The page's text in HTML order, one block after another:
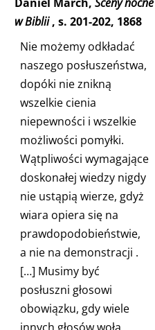
w Biblii, s. 201-202, 1868
Nie możemy odkładać
naszego posłuszeństwa,
dopóki nie znikną
wszelkie cienia
niepewności i wszelkie
możliwości pomyłki.
Wątpliwości wymagające
doskonałej wiedzy nigdy
nie ustąpią wierze, gdyż
wiara opiera się na
prawdopodobieństwie,
a nie na demonstracji .
[…] Musimy być
posłuszni głosowi
obowiązku, gdy wiele